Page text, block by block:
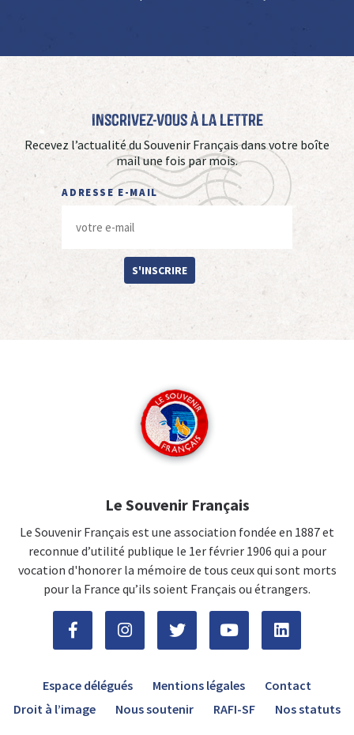
Inscrivez-vous à La Lettre
Recevez l’actualité du Souvenir Français dans votre boîte
mail une fois par mois.
ADRESSE E-MAIL
S'INSCRIRE
Le Souvenir Français
Le Souvenir Français est une association fondée en 1887 et
reconnue d’utilité publique le 1er février 1906 qui a pour
vocation d'honorer la mémoire de tous ceux qui sont morts
pour la France qu’ils soient Français ou étrangers.
Espace délégués Mentions légales
Contact
Droit à l’image
Nous soutenir RAFI-SF Nos statuts